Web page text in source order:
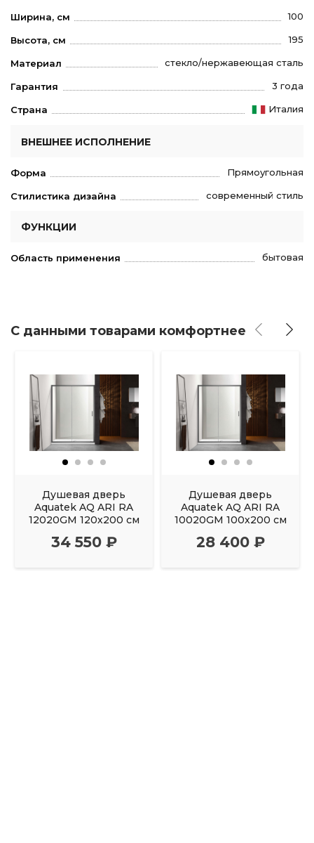
Ширина, см 100
Высота, см 195
Материал стекло/нержавеющая сталь
Гарантия 3 года
Страна Италия
ВНЕШНЕЕ ИСПОЛНЕНИЕ
Форма Прямоугольная
Стилистика дизайна современный стиль
ФУНКЦИИ
Область применения бытовая
С данными товарами комфортнее
Душевая дверь
Aquatek AQ ARI RA
12020GM 120х200 см
34 550 ₽
Душевая дверь
Aquatek AQ ARI RA
10020GM 100х200 см
28 400 ₽